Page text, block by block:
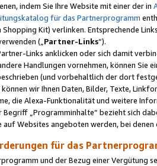
indem Sie Ihre Website mit einer der in
für das Partnerprogramm
Shopping Kit) verlinken. Entsprechende
(„ Partner-Links“).
Links anklicken oder sich damit
Handlungen vornehmen, können Sie
(und vorbehaltlich der dort
wir Ihnen Daten, Bilder, Texte,
die Alexa-Funktionalität und weitere
Begriff „Programminhalte“ bezieht sich
Websites angeboten werden, bei
für das
und der Bezug einer Vergütung